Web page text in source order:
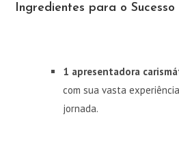
Ingredientes para o Sucesso
1 apresentadora
com sua vasta
jornada.